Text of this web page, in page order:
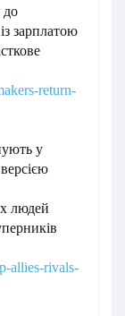
до
зарплатою
return-
у
людей
allies-rivals-